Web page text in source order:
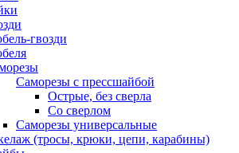
гвозди
Саморезы с прессшайбой
Острые, без сверла
Со сверлом
Саморезы универсальные
(тросы, крюки, цепи, карабины)